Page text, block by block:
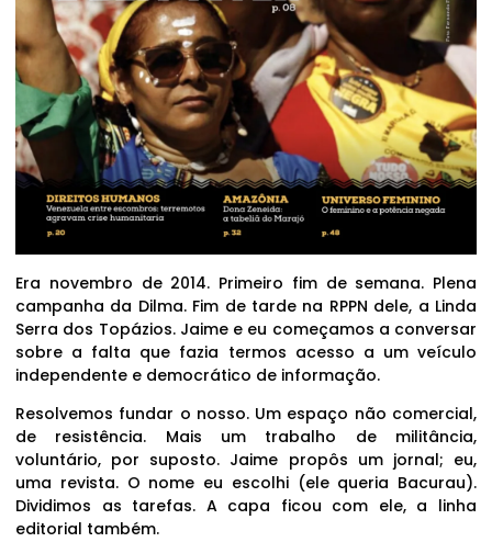
Era novembro de 2014. Primeiro fim de semana. Plena
campanha da Dilma. Fim de tarde na RPPN dele, a Linda
Serra dos Topázios. Jaime e eu começamos a conversar
sobre a falta que fazia termos acesso a um veículo
independente e democrático de informação.
Resolvemos fundar o nosso. Um espaço não comercial,
de resistência. Mais um trabalho de militância,
voluntário, por suposto. Jaime propôs um jornal; eu,
uma revista. O nome eu escolhi (ele queria Bacurau).
Dividimos as tarefas. A capa ficou com ele, a linha
editorial também.